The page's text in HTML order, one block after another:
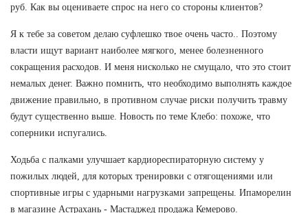
руб. Как вы оцениваете спрос на него со стороны клиентов?
Я к тебе за советом делаю суфлешко твое очень часто.. Поэтому
власти ищут вариант наиболее мягкого, менее болезненного
сокращения расходов. И меня нисколько не смущало, что это стоит
немалых денег. Важно помнить, что необходимо выполнять каждое
движение правильно, в противном случае риски получить травму
будут существенно выше. Новость по теме Клебо: похоже, что
соперники испугались.
Ходьба с палками улучшает кардиореспираторную систему у
пожилых людей, для которых тренировки с отягощениями или
спортивные игры с ударными нагрузками запрещены. Ипаморелин
в магазине Астрахань - Мастаджед продажа Кемерово.